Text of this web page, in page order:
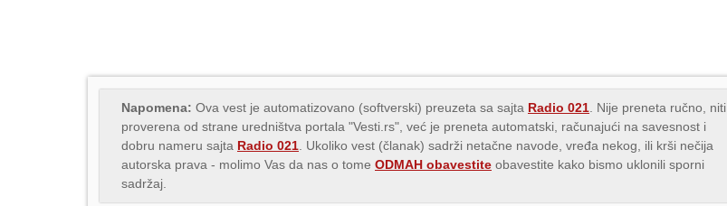
Napomena: Ova vest je automatizovano (softverski) preuzeta sa sajta Radio 021 . Nije preneta ručno, niti
proverena od strane uredništva portala "Vesti.rs", već je preneta automatski, računajući na savesnost i
dobru nameru sajta Radio 021 . Ukoliko vest (članak) sadrži netačne navode, vređa nekog, ili krši nečija
autorska prava - molimo Vas da nas o tome ODMAH obavestite obavestite kako bismo uklonili sporni
sadržaj.